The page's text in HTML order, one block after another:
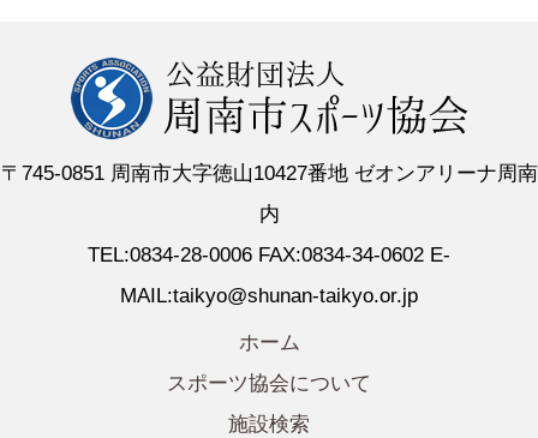
〒745-0851 周南市大字徳山10427番地 ゼオンアリーナ周南
内
TEL:0834-28-0006 FAX:0834-34-0602 E-
MAIL:taikyo@shunan-taikyo.or.jp
ホーム
スポーツ協会について
施設検索